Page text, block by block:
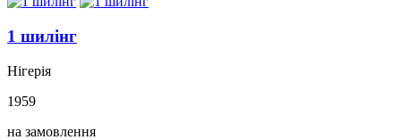
1 шилінг
Нігерія
1959
на замовлення